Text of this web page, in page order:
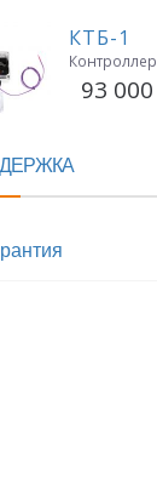
КТБ-1
93